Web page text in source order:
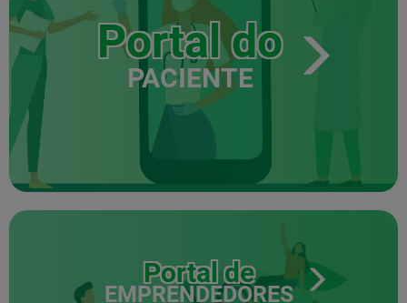
Portal do
PACIENTE
Portal de
EMPRENDEDORES